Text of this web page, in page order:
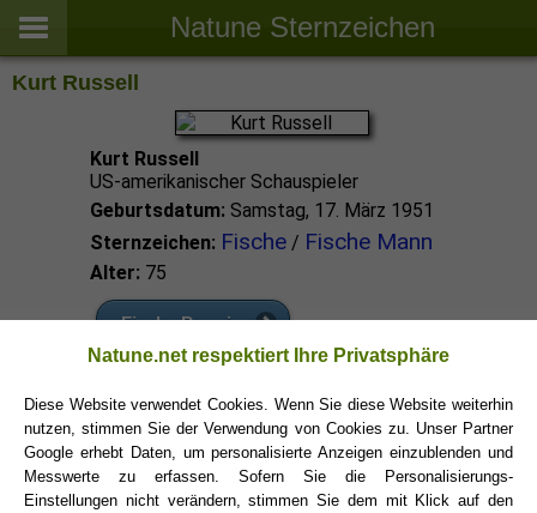
Natune Sternzeichen
Kurt Russell
Kurt Russell
US-amerikanischer Schauspieler
Geburtsdatum: Samstag, 17. März 1951
Sternzeichen: Fische/ Fische Mann
Alter: 75
Fische Promis
Fische Sternzeichen
Natune.net respektiert Ihre Privatsphäre
Diese Website verwendet Cookies. Wenn Sie diese Website weiterhin
nutzen, stimmen Sie der Verwendung von Cookies zu. Unser Partner
Google erhebt Daten, um personalisierte Anzeigen einzublenden und
Messwerte zu erfassen. Sofern Sie die Personalisierungs-
Einstellungen nicht verändern, stimmen Sie dem mit Klick auf den